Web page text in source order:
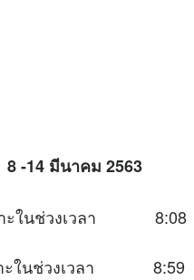
-14 มีนาคม 2563
าะในช่วงเวลา 8:08
าะในช่วงเวลา 8:59